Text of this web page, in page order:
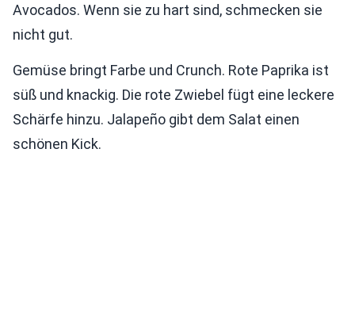
Avocados. Wenn sie zu hart sind, schmecken sie
nicht gut.
Gemüse bringt Farbe und Crunch. Rote Paprika ist
süß und knackig. Die rote Zwiebel fügt eine leckere
Schärfe hinzu. Jalapeño gibt dem Salat einen
schönen Kick.